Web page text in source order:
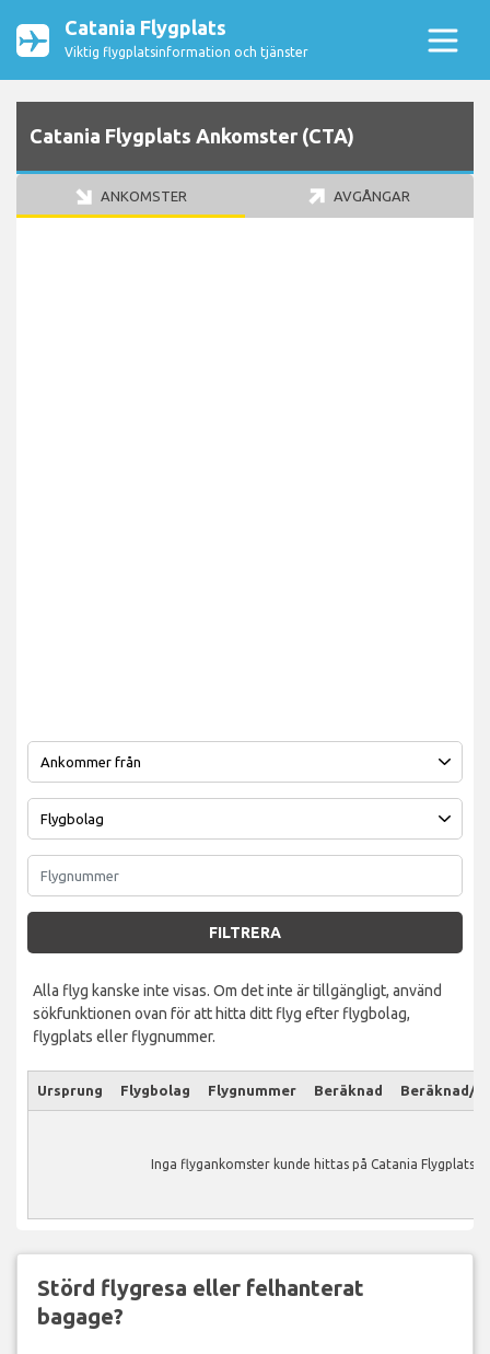
Catania Flygplats
Viktig flygplatsinformation och tjänster
Catania Flygplats Ankomster (CTA)
ANKOMSTER AVGÅNGAR
FILTRERA
Alla flyg kanske inte visas. Om det inte är tillgängligt, använd
sökfunktionen ovan för att hitta ditt flyg efter flygbolag,
flygplats eller flygnummer.
Ursprung Flygbolag Flygnummer Beräknad Beräknad/
Inga flygankomster kunde hittas på Catania Flygplats.
Störd flygresa eller felhanterat
bagage?